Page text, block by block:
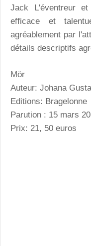
Jack L'éventreur
efficace et
agréablement par
détails descriptifs
Mör
Auteur: Johana
Editions: Bragelonne
Parution : 15 mars
Prix: 21, 50 euros